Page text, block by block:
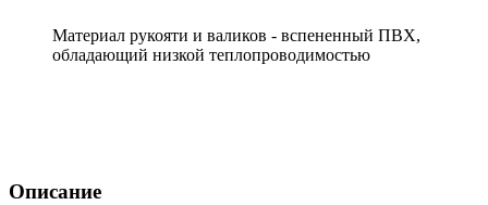
Материал рукояти и валиков - вспененный ПВХ,
обладающий низкой теплопроводимостью
Описание